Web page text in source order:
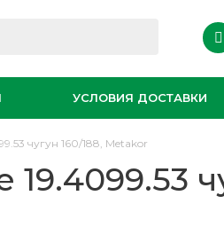
УСЛОВИЯ ДОСТАВКИ
чугун 160/188, Metakor